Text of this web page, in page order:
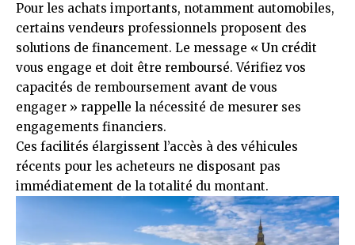
Pour les achats importants, notamment automobiles,
certains vendeurs professionnels proposent des
solutions de financement. Le message « Un crédit
vous engage et doit être remboursé. Vérifiez vos
capacités de remboursement avant de vous
engager » rappelle la nécessité de mesurer ses
engagements financiers.
Ces facilités élargissent l’accès à des véhicules
récents pour les acheteurs ne disposant pas
immédiatement de la totalité du montant.